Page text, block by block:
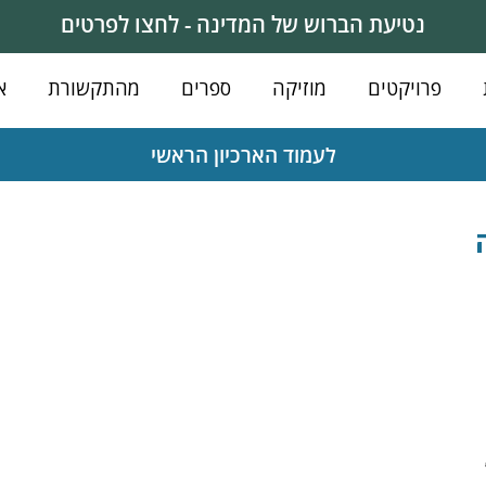
נטיעת הברוש של המדינה - לחצו לפרטים
פרויקטים מוזיקה ספרים מהתקשורת
לעמוד הארכיון הראשי